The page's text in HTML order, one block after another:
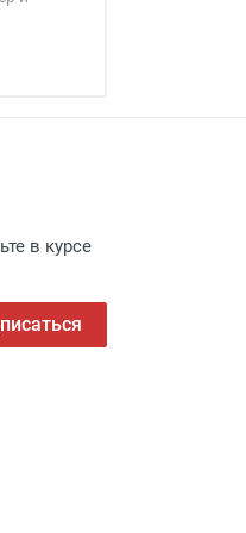
в курсе